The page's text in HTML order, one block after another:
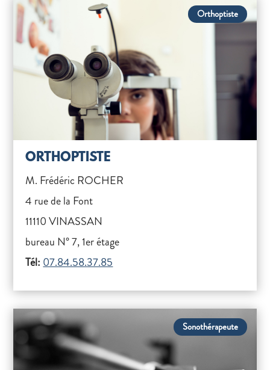
Orthoptiste
ORTHOPTISTE
M. Frédéric ROCHER
4 rue de la Font
11110 VINASSAN
bureau N° 7, 1er étage
Tél: 07.84.58.37.85
Sonothérapeute